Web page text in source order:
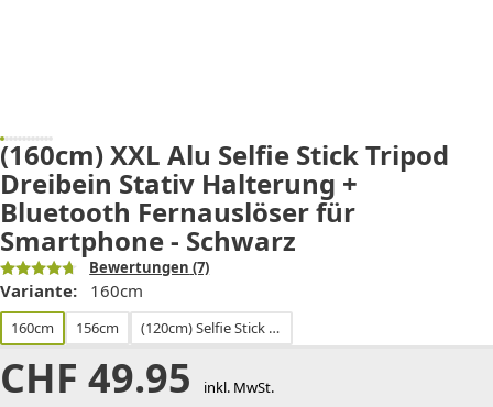
(160cm) XXL Alu Selfie Stick Tripod
Dreibein Stativ Halterung +
Bluetooth Fernauslöser für
Smartphone - Schwarz
Bewertungen (7)
Variante: 160cm
160cm 156cm (120cm) Selfie Stick Tripod Dreibein Stativ Halterung mit RGB LED Beleuchtung für Smartphone - Weiss
CHF 49.95 inkl. MwSt.